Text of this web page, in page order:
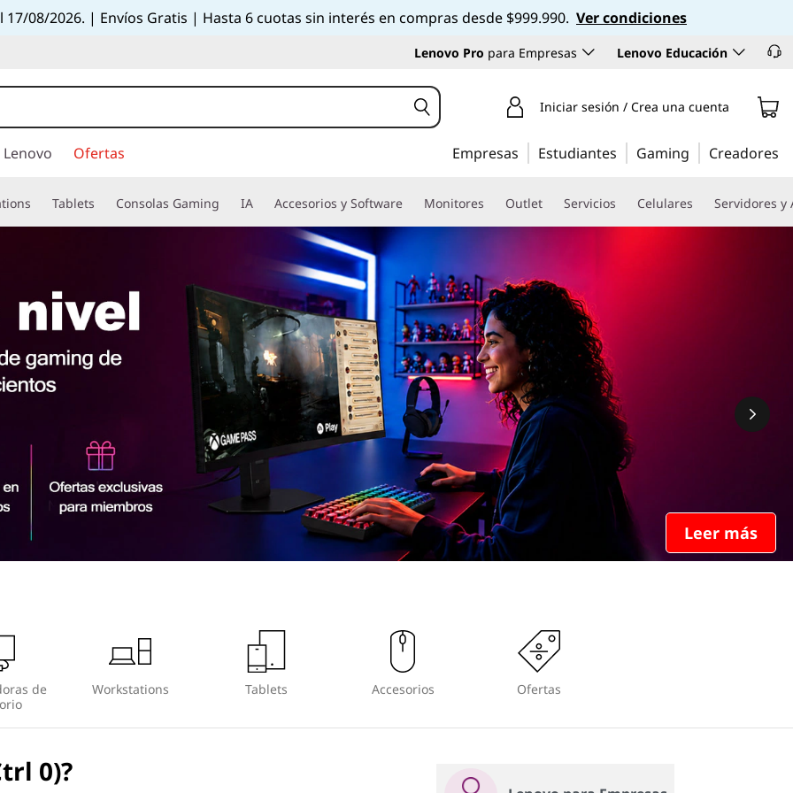
08/2026. | Envíos Gratis | Hasta 6 cuotas sin interés en compras desde $999.990. Ver condiciones
Lenovo Pro para Empresas Lenovo Educación
Iniciar sesión / Crea una cuenta
Ofertas Empresas Estudiantes Gaming Creadores
Tablets Consolas Gaming IA Accesorios y Software Monitores Outlet Servicios Celulares Servidores y
Leer más
de
Workstations Tablets Accesorios Ofertas
0)?